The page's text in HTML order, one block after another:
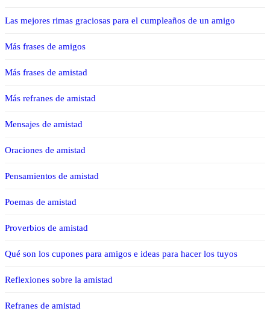
Las mejores rimas graciosas para el cumpleaños de un amigo
Más frases de amigos
Más frases de amistad
Más refranes de amistad
Mensajes de amistad
Oraciones de amistad
Pensamientos de amistad
Poemas de amistad
Proverbios de amistad
Qué son los cupones para amigos e ideas para hacer los tuyos
Reflexiones sobre la amistad
Refranes de amistad